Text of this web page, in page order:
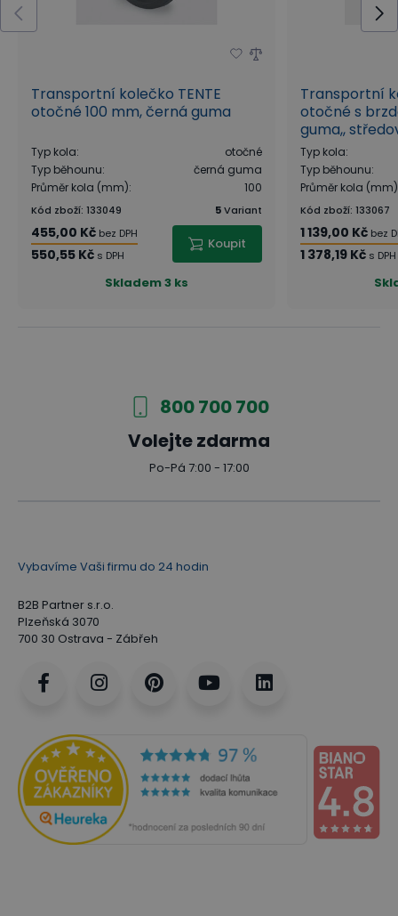
Transportní kolečko TENTE
otočné 100 mm, černá guma
Typ kola:
otočné
Typ běhounu:
černá guma
Průměr kola (mm): 100
Kód zboží: 133049 5Variant
455,00 Kč bez DPH
550,55 Kč s DPH
Koupit
Skladem3 ks
Transportní
otočné s
guma,,
Typ kola:
Typ běhounu:
Průměr kola (mm)
Kód zboží: 133067
1 139,00 Kč bez
1 378,19 Kč s DPH
800 700 700
Volejte zdarma
Po-Pá 7:00 - 17:00
Vybavíme Vaši firmu do 24 hodin
B2B Partner s.r.o.
Plzeňská 3070
700 30 Ostrava - Zábřeh